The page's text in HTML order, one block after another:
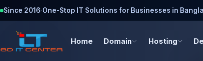
Since 2016·One-Stop IT Solutions for Businesses in
Home Domain Hosting